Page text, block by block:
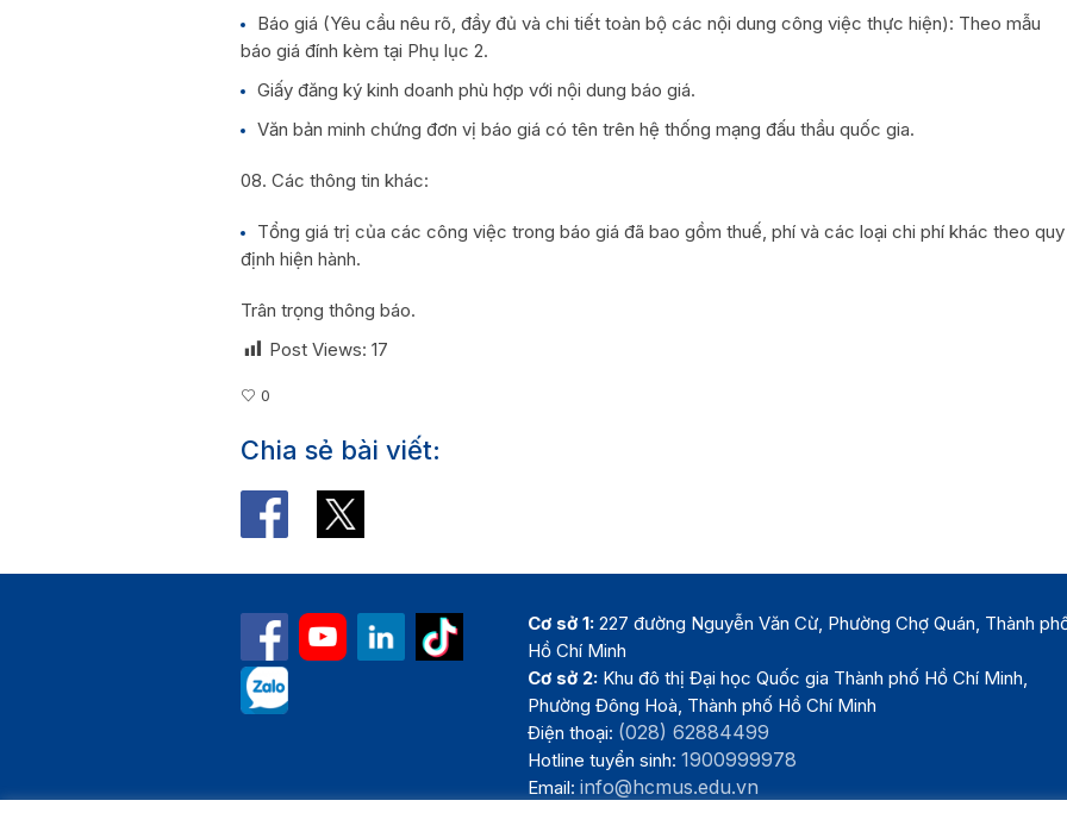
Báo giá (Yêu cầu nêu rõ, đầy đủ và chi tiết toàn bộ các nội dung công việc thực hiện): Theo mẫu
báo giá đính kèm tại Phụ lục 2.
Giấy đăng ký kinh doanh phù hợp với nội dung báo giá.
Văn bản minh chứng đơn vị báo giá có tên trên hệ thống mạng đấu thầu quốc gia.
Các thông tin khác:
Tổng giá trị của các công việc trong báo giá đã bao gồm thuế, phí và các loại chi phí khác theo quy
định hiện hành.
Trân trọng thông báo.
Post Views: 17
0
Chia sẻ bài viết:
Cơ sở 1: 227 đường Nguyễn Văn Cừ, Phường Chợ Quán, Thành
Hồ Chí Minh
Cơ sở 2: Khu đô thị Đại học Quốc gia Thành phố Hồ Chí Minh,
Phường Đông Hoà, Thành phố Hồ Chí Minh
Điện thoại: (028) 62884499
Hotline tuyển sinh:1900999978
Email:info@hcmus.edu.vn